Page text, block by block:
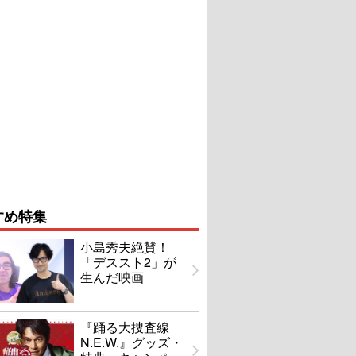
特集
小島秀夫絶賛！
「デススト2」が
生んだ映画
『踊る大捜査線
N.E.W.』グッズ・